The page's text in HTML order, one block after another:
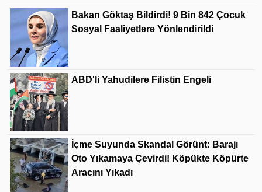
Bakan Göktaş Bildirdi! 9 Bin 842 Çocuk
Sosyal Faaliyetlere Yönlendirildi
ABD'li Yahudilere Filistin Engeli
İçme Suyunda Skandal Görünt: Barajı
Oto Yıkamaya Çevirdi! Köpükte Köpürte
Aracını Yıkadı